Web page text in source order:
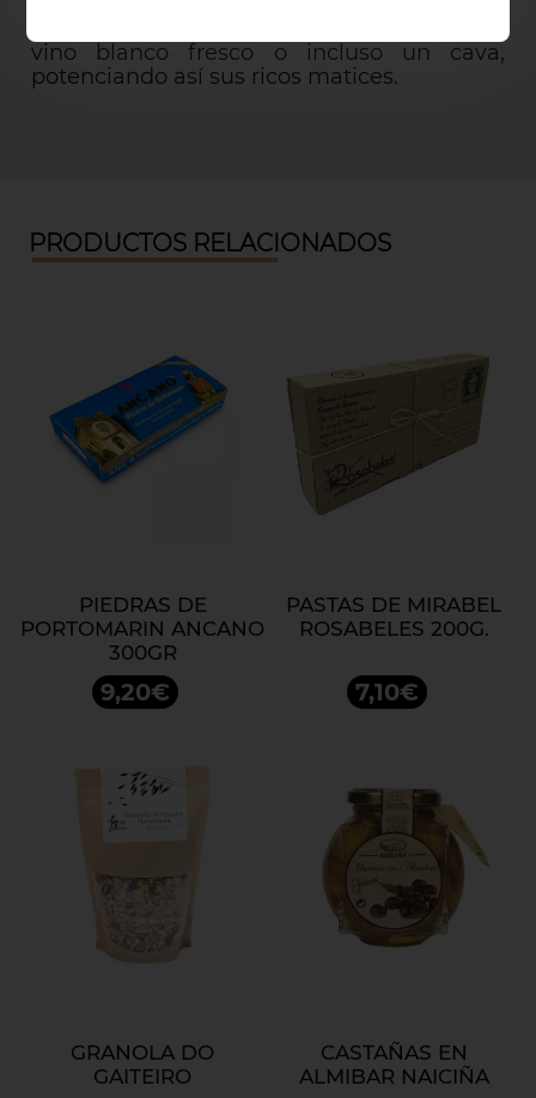
vino blanco fresco o incluso un cava,
potenciando así sus ricos matices.
PRODUCTOS RELACIONADOS
PIEDRAS DE
PORTOMARIN ANCANO
300GR
9,20€
PASTAS DE MIRABEL
ROSABELES 200G.
7,10€
GRANOLA DO
GAITEIRO
CASTAÑAS EN
ALMIBAR NAICIÑA